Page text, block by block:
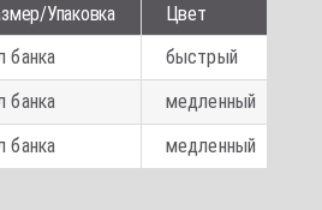
Упаковка Цвет
банка быстрый
банка медленный
банка медленный